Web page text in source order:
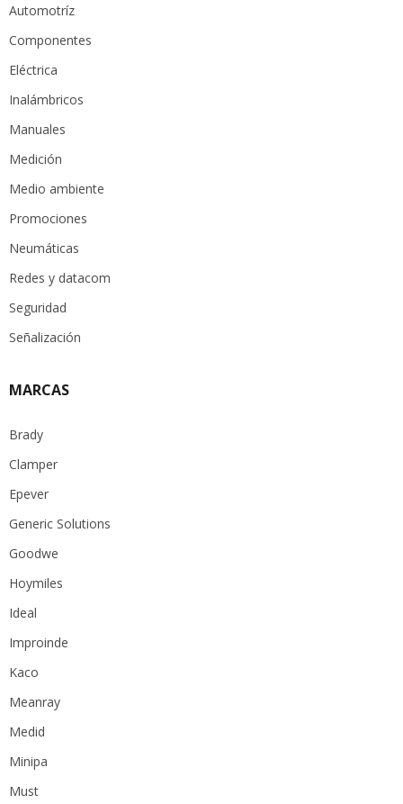
Automotríz
Componentes
Eléctrica
Inalámbricos
Manuales
Medición
Medio ambiente
Promociones
Neumáticas
Redes y datacom
Seguridad
Señalización
MARCAS
Brady
Clamper
Epever
Generic Solutions
Goodwe
Hoymiles
Ideal
Improinde
Kaco
Meanray
Medid
Minipa
Must